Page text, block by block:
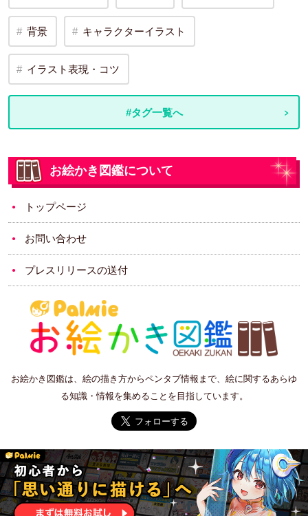
背景 キャラクターイラスト
イラスト表現・コツ
#タグ一覧へ
お絵かき図鑑について
トップページ
お問い合わせ
プレスリリースの送付
お絵かき図鑑は、絵の描き方からペンタブ情報まで、絵に関するあらゆ
る知識・情報を集めることを目指しています。